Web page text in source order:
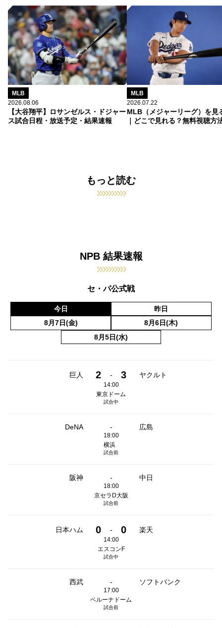
MLB
2026.08.06
【大谷翔平】ロサンゼルス・ドジャー
ス試合日程・放送予定・結果速報
MLB
2026.07.22
MLB（メジャーリーグ）を見
｜どこで見れる？無料視聴方
もっと読む
NPB 結果速報
セ・パ公式戦
今日
昨日
8月7日(金)
8月6日(木)
8月5日(水)
巨人 2 - 3 ヤクルト
14:00
東京ドーム
試合中
DeNA - 広島
18:00
横浜
試合前
阪神 - 中日
18:00
京セラD大阪
試合前
日本ハム 0 - 0 楽天
14:00
エスコンF
試合中
西武 - ソフトバンク
17:00
ベルーナドーム
試合前